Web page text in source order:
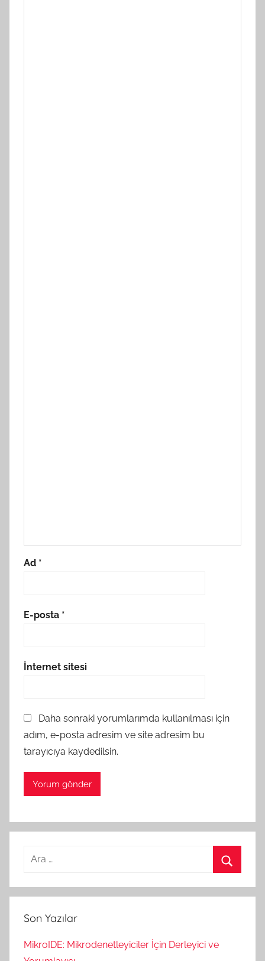
Ad *
E-posta *
İnternet sitesi
Daha sonraki yorumlarımda kullanılması için
adım, e-posta adresim ve site adresim bu
tarayıcıya kaydedilsin.
Arama:
Son Yazılar
MikroIDE: Mikrodenetleyiciler İçin Derleyici ve